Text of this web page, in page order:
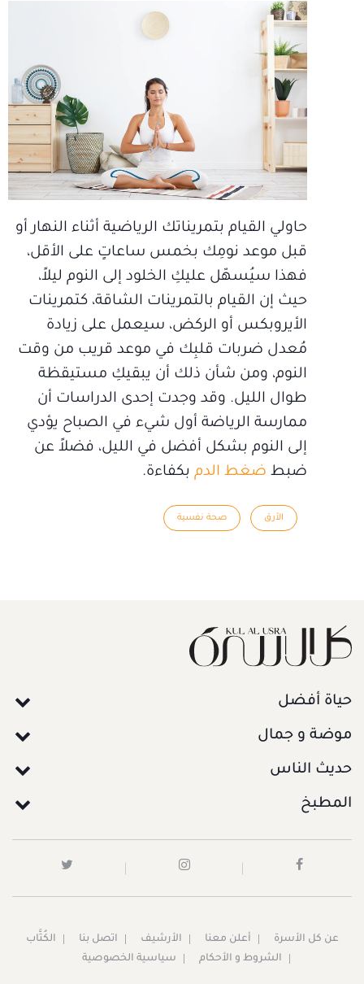
حاولي القيام بتمريناتك الرياضية أثناء النهار أو
قبل موعد نومِك بخمس ساعاتٍ على الأقل،
فهذا سيُسهّل عليكِ الخلود إلى النوم ليلاً،
حيث إن القيام بالتمرينات الشاقة، كتمرينات
الأيروبكس أو الركض، سيعمل على زيادة
مُعدل ضربات قلبِك في موعد قريب من وقت
النوم، ومن شأن ذلك أن يبقيكِ مستيقظة
طوال الليل. وقد وجدت إحدى الدراسات أن
ممارسة الرياضة أول شيء في الصباح يؤدي
إلى النوم بشكل أفضل في الليل، فضلاً عن
ضبط ضغط الدم بكفاءة.
الأرق صحة نفسية
حياة أفضل
موضة و جمال
حديث الناس
المطبخ
عن كل الأسرة أعلن معنا الأرشيف اتصل بنا
الكُتَّاب
الشروط و الأحكام
سياسية الخصوصية